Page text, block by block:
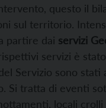
questo il
sul territorio.
partire dai servizi
servizi è
Servizio sono
Si tratta di eventi
locali